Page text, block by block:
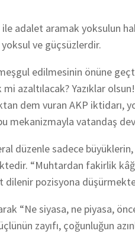
adalet aramak yoksulun
yoksul ve güçsüzlerdir.
edilmesinin önüne
azaltılacak? Yazıklar
dem vuran AKP iktidarı,
mekanizmayla vatandaş
düzenle sadece
“Muhtardan fakirlik
dilenir pozisyona
“Ne siyasa, ne piyasa,
zayıfı, çoğunluğun